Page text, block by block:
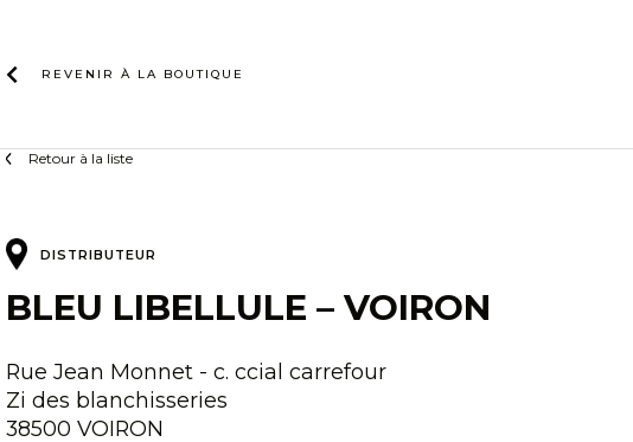
contentREVENIR À LA BOUTIQUE
Retour à la liste
DISTRIBUTEUR
BLEU LIBELLULE – VOIRON
Rue Jean Monnet - c. ccial carrefour
Zi des blanchisseries
38500 VOIRON